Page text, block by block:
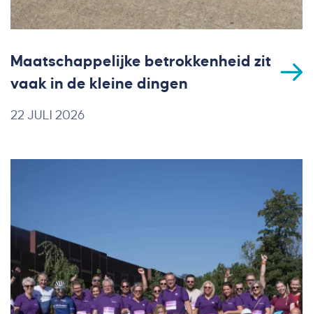
Maatschappelijke betrokkenheid zit
vaak in de kleine dingen
22 JULI 2026